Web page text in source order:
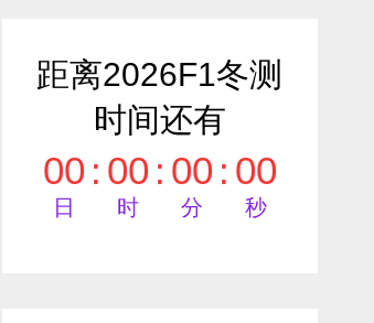
距离2026F1冬测
时间还有
00
日
: 00
时
: 00
分
: 00
秒